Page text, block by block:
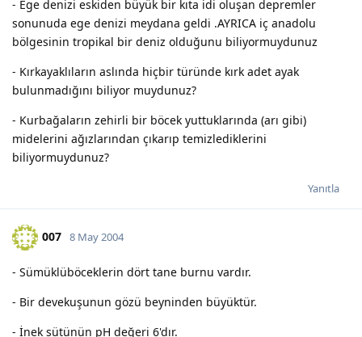
- Ege denizi eskiden büyük bir kıta idi oluşan depremler
sonunuda ege denizi meydana geldi .AYRICA iç anadolu
bölgesinin tropikal bir deniz olduğunu biliyormuydunuz
- Kırkayaklıların aslında hiçbir türünde kırk adet ayak
bulunmadığını biliyor muydunuz?
- Kurbağaların zehirli bir böcek yuttuklarında (arı gibi)
midelerini ağızlarından çıkarıp temizlediklerini
biliyormuydunuz?
Yanıtla
007 8 May 2004
- Sümüklüböceklerin dört tane burnu vardır.
- Bir devekuşunun gözü beyninden büyüktür.
- İnek sütünün pH değeri 6'dır.